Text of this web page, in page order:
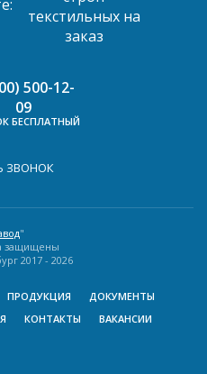
500-12-
09
БЕСПЛАТНЫЙ
ЗВОНОК
"
защищены
2017 - 2026
ПРОДУКЦИЯ
ДОКУМЕНТЫ
КОНТАКТЫ ВАКАНСИИ